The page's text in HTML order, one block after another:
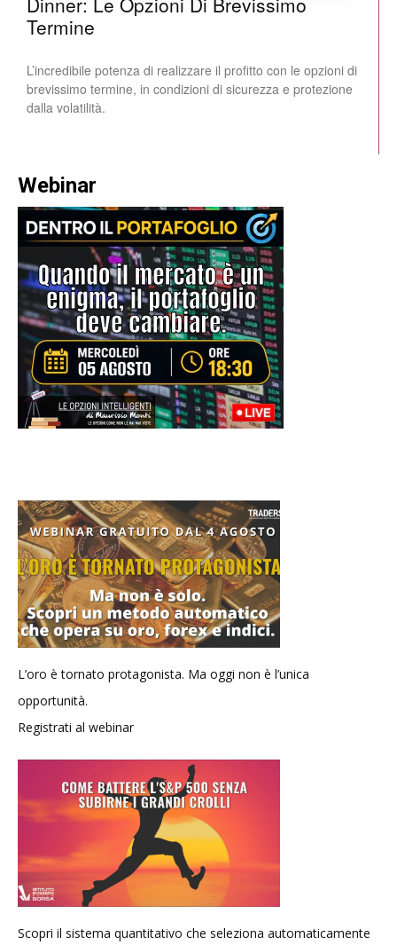
Termine
L’incredibile potenza di realizzare il profitto con le opzioni di
brevissimo termine, in condizioni di sicurezza e protezione
dalla volatilità.
Webinar
L’oro è tornato protagonista. Ma oggi non è l’unica
opportunità.
Registrati al webinar
Scopri il sistema quantitativo che seleziona automaticamente